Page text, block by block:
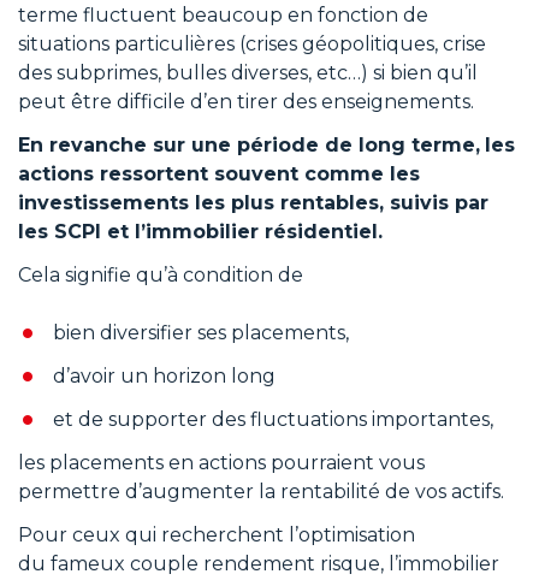
terme fluctuent beaucoup en fonction de
situations particulières (crises géopolitiques, crise
des subprimes, bulles diverses, etc…) si bien qu’il
peut être difficile d’en tirer des enseignements.
En revanche sur une période de long terme, les
actions ressortent souvent comme les
investissements les plus rentables, suivis par
les SCPI et l’immobilier résidentiel.
Cela signifie qu’à condition de
bien diversifier ses placements,
d’avoir un horizon long
et de supporter des fluctuations importantes,
les placements en actions pourraient vous
permettre d’augmenter la rentabilité de vos actifs.
Pour ceux qui recherchent l’optimisation
du fameux couple rendement risque, l’immobilier